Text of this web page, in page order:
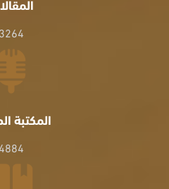
3264
المكتبة